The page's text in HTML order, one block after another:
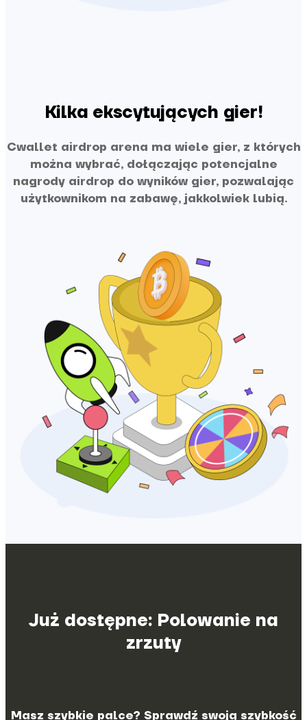
Kilka ekscytujących gier!
Cwallet airdrop arena ma wiele gier, z których
można wybrać, dołączając potencjalne
nagrody airdrop do wyników gier, pozwalając
użytkownikom na zabawę, jakkolwiek lubią.
Już dostępne: Polowanie na
zrzuty
Masz szybkie palce? Sprawdź swoją szybkość